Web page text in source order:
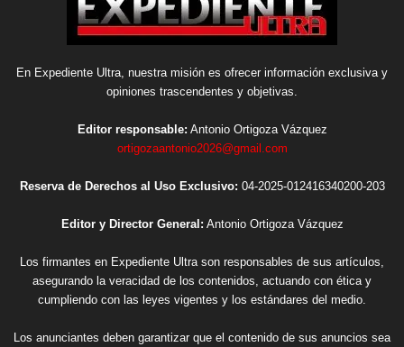
En Expediente Ultra, nuestra misión es ofrecer información exclusiva y
opiniones trascendentes y objetivas.
Editor responsable: Antonio Ortigoza Vázquez
ortigozaantonio2026@gmail.com
Reserva de Derechos al Uso Exclusivo: 04-2025-012416340200-203
Editor y Director General: Antonio Ortigoza Vázquez
Los firmantes en Expediente Ultra son responsables de sus artículos,
asegurando la veracidad de los contenidos, actuando con ética y
cumpliendo con las leyes vigentes y los estándares del medio.
Los anunciantes deben garantizar que el contenido de sus anuncios sea